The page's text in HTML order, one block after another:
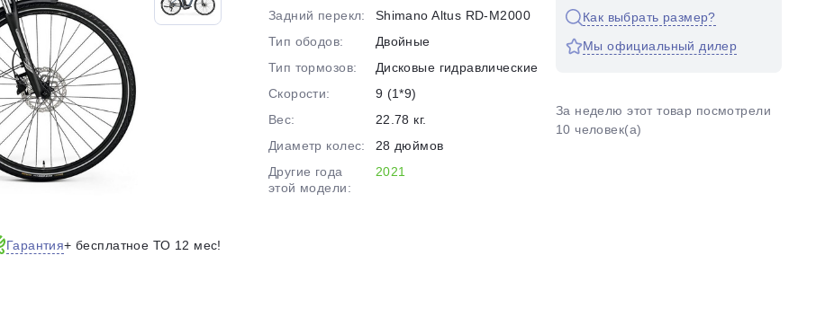
Гарантия+ бесплатное ТО 12 мес!
Задний перекл:
Shimano Altus RD-M2000
Тип ободов:
Двойные
Тип тормозов:
Дисковые гидравлические
Скорости:
9 (1*9)
Вес:
22.78 кг.
Диаметр колес:
28 дюймов
Другие года
этой модели:
2021
Как выбрать размер?
Мы официальный дилер
За неделю этот товар посмотрели
10 человек(а)
График платежей
Сегодня
25%